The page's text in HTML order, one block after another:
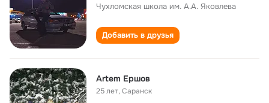
Чухломская школа им. А.А. Яковлева
Добавить в друзья
Artem Ершов
25 лет,Саранск